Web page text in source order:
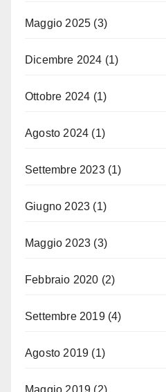
Maggio 2025 (3)
Dicembre 2024 (1)
Ottobre 2024 (1)
Agosto 2024 (1)
Settembre 2023(1)
Giugno 2023 (1)
Maggio 2023 (3)
Febbraio 2020 (2)
Settembre 2019(4)
Agosto 2019 (1)
Maggio 2019 (2)